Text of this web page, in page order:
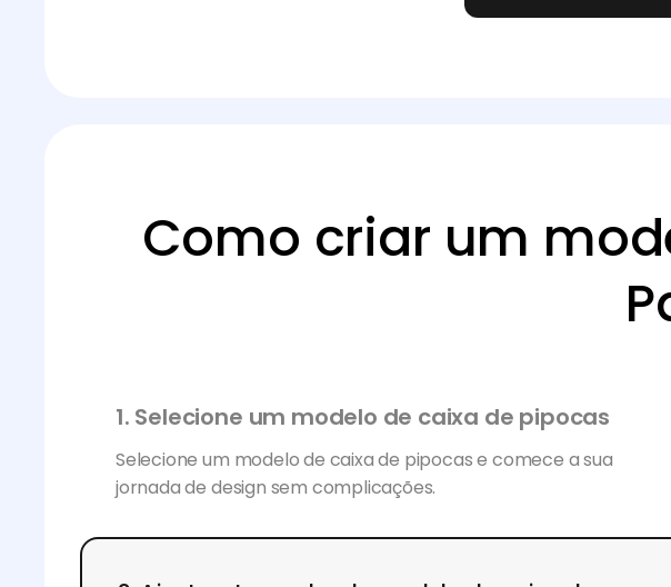
Como criar um
1. Selecione um modelo de caixa de pipocas
Selecione um modelo de caixa de pipocas e comece a sua
jornada de design sem complicações.